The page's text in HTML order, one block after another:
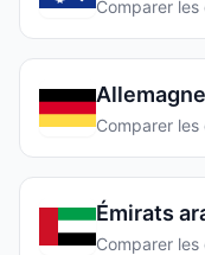
Comparer
Allemagne
Comparer
Émirats
Comparer